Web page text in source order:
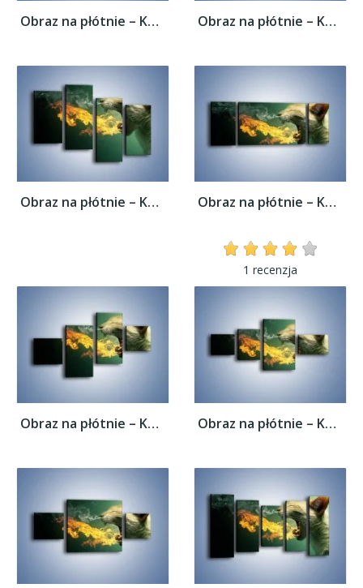
Obraz na płótnie – Kot z gorącym oddechem... Obraz na płótnie – Kot z gorącym oddechem...
Obraz na płótnie – Kot z gorącym oddechem... Obraz na płótnie – Kot z gorącym oddechem...
1 recenzja
Obraz na płótnie – Kot z gorącym oddechem... Obraz na płótnie – Kot z gorącym oddechem...